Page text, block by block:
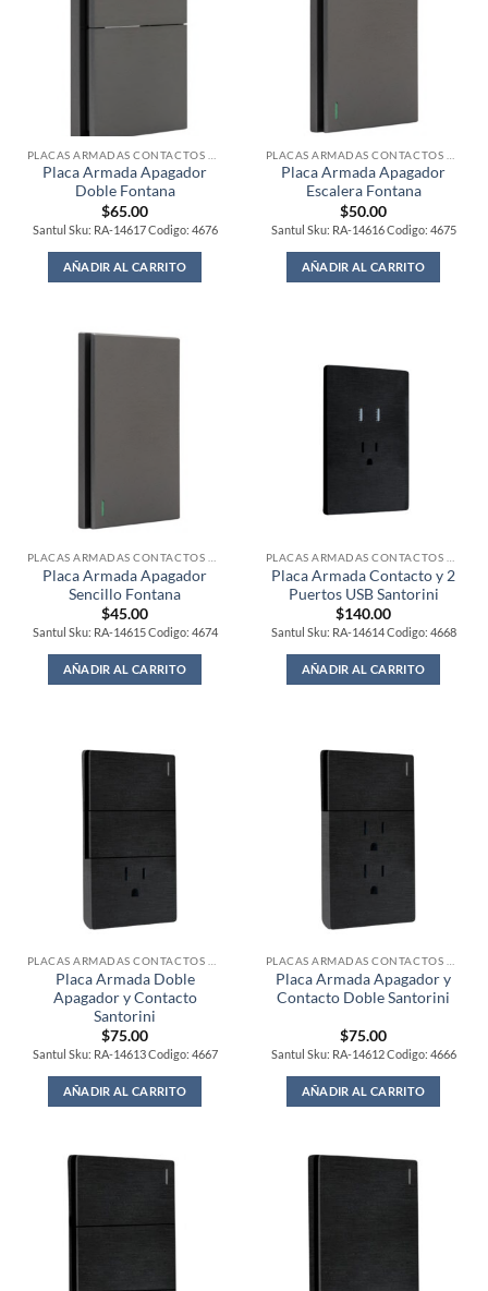
Placa Armada Apagador
Doble Fontana
$65.00
Santul Sku: RA-14617 Codigo: 4676
AÑADIR AL CARRITO
Placa Armada Apagador
Escalera Fontana
$50.00
Santul Sku: RA-14616 Codigo: 4675
AÑADIR AL CARRITO
Placa Armada Apagador
Sencillo Fontana
$45.00
Santul Sku: RA-14615 Codigo: 4674
AÑADIR AL CARRITO
Placa Armada Contacto y 2
Puertos USB Santorini
$140.00
Santul Sku: RA-14614 Codigo: 4668
AÑADIR AL CARRITO
Placa Armada Doble
Apagador y Contacto
Santorini
$75.00
Santul Sku: RA-14613 Codigo: 4667
AÑADIR AL CARRITO
Placa Armada Apagador y
Contacto Doble Santorini
$75.00
Santul Sku: RA-14612 Codigo: 4666
AÑADIR AL CARRITO